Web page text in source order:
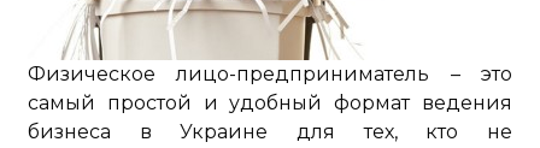
Физическое лицо-предприниматель – это
самый простой и удобный формат ведения
бизнеса в Украине для тех, кто не